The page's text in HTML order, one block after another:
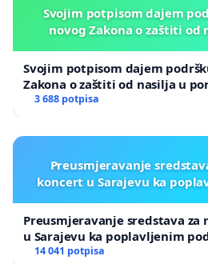
Svojim potpisom dajem
novog Zakona o zaštiti od
Svojim potpisom dajem
Zakona o zaštiti od nasilja u
3 688 potpisa
Preusmjeravanje
koncert u Sarajevu ka
Preusmjeravanje sredstava
u Sarajevu ka poplavljenim
14 041 potpisa